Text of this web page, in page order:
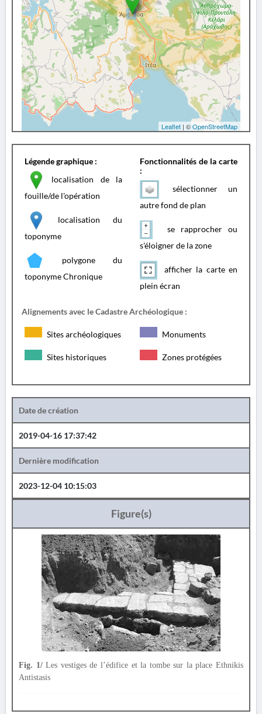
Leaflet | ©OpenStreetMap
Légende graphique :
localisation de la
fouille/de l'opération
localisation du
toponyme
polygone du
toponyme Chronique
Fonctionnalités de la carte
:
sélectionner un
autre fond de plan
se rapprocher ou
s'éloigner de la zone
afficher la carte en
plein écran
Alignements avec le Cadastre Archéologique :
Sites archéologiques Monuments
Sites historiques Zones protégées
Date de création
2019-04-16 17:37:42
Dernière modification
2023-12-04 10:15:03
Figure(s)
Fig. 1/Les vestiges de l’édifice et la tombe sur la place Ethnikis
Antistasis